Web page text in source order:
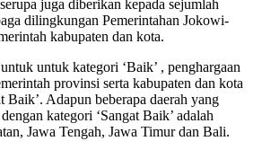
juga diberikan kepada sejumlah
dilingkungan Pemerintahan Jokowi-
kabupaten dan kota.
untuk kategori ‘Baik’ , penghargaan
provinsi serta kabupaten dan kota
Baik’. Adapun beberapa daerah yang
kategori ‘Sangat Baik’ adalah
Jawa Tengah, Jawa Timur dan Bali.